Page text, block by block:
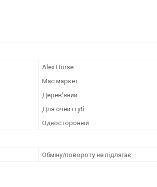
Alex Horse
Мас маркет
Дерев'яний
Для очей і губ
Односторонній
Обміну/повороту не підлягає